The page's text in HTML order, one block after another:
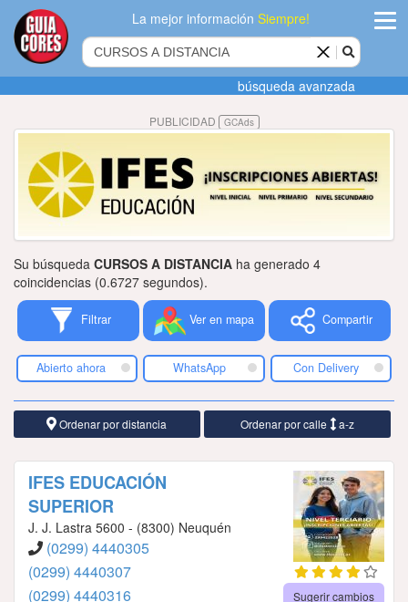
La mejor informaciónSiempre!
Agregar
empresa
datos
Publicidad
Tiendacores
Contactenos
búsqueda avanzada
PUBLICIDAD GCAds
Su búsqueda CURSOS A DISTANCIA ha generado 4
coincidencias (0.6727 segundos).
Filtrar Ver en mapa Compartir
Abierto ahora WhatsApp Con Delivery
Ordenar por distancia Ordenar por calle a-z
IFES EDUCACIÓN
SUPERIOR
J. J. Lastra 5600 - (8300) Neuquén
(0299) 4440305
(0299) 4440307
(0299) 4440316
Sugerir cambios